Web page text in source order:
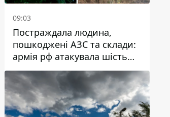
09:03
Постраждала людина,
пошкоджені АЗС та склади:
армія рф атакувала шість
районів Дніпропетровської
області